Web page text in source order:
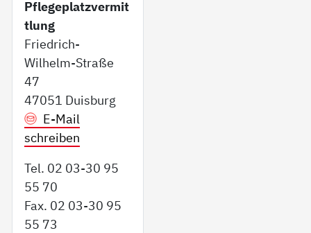
Pflegeplatzvermit
tlung
Friedrich-
Wilhelm-Straße
47
47051 Duisburg
E-Mail
schreiben
Tel. 02 03-30 95
55 70
Fax. 02 03-30 95
55 73